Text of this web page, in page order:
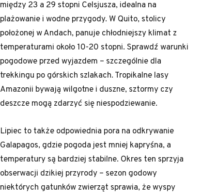
między 23 a 29 stopni Celsjusza, idealna na
plażowanie i wodne przygody. W Quito, stolicy
położonej w Andach, panuje chłodniejszy klimat z
temperaturami około 10-20 stopni. Sprawdź warunki
pogodowe przed wyjazdem – szczególnie dla
trekkingu po górskich szlakach. Tropikalne lasy
Amazonii bywają wilgotne i duszne, sztormy czy
deszcze mogą zdarzyć się niespodziewanie.
Lipiec to także odpowiednia pora na odkrywanie
Galapagos, gdzie pogoda jest mniej kapryśna, a
temperatury są bardziej stabilne. Okres ten sprzyja
obserwacji dzikiej przyrody – sezon godowy
niektórych gatunków zwierząt sprawia, że wyspy